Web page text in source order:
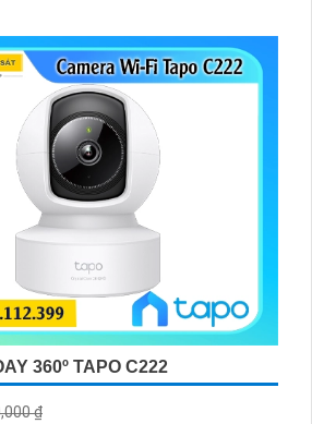
360º TAPO C222
₫